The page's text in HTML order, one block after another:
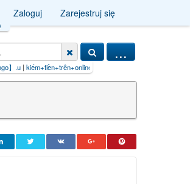
Zaloguj Zarejestruj się
...
】|iljadore+paszport+do+piękna